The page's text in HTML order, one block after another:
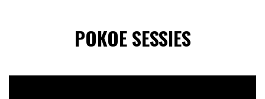
POKOE SESSIES